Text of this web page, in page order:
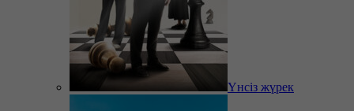
Үнсіз жүрек